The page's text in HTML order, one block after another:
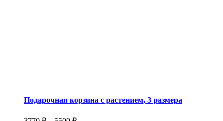
Подарочная корзина с растением, 3 размера